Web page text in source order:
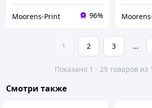
Moorens-Print 96%
1 2 3 ...
Показано 1 - 29 товаров из
Смотри также